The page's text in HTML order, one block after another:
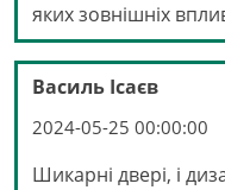
яких зовнішніх
Василь Ісаєв
2024-05-25 00:00:00
Шикарні двері, і